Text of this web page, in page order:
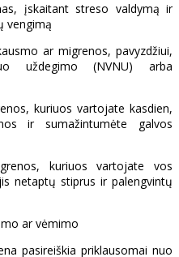
įskaitant streso valdymą ir
vengimą
ar migrenos, pavyzdžiui,
uždegimo (NVNU) arba
kuriuos vartojate kasdien,
ir sumažintumėte galvos
kuriuos vartojate vos
netaptų stiprus ir palengvintų
ar vėmimo
pasireiškia priklausomai nuo